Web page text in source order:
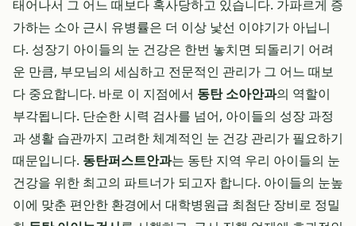
태어나서 그 어느 때보다 혹사당하고 있습니다. 가파르게 증
가하는 소아 근시 유병률은 더 이상 낯선 이야기가 아닙니
다. 성장기 아이들의 눈 건강은 한번 놓치면 되돌리기 어려
운 만큼, 부모님의 세심하고 전문적인 관리가 그 어느 때보
다 중요합니다. 바로 이 지점에서 동탄 소아안과의 역할이
부각됩니다. 단순한 시력 검사를 넘어, 아이들의 성장 과정
과 생활 습관까지 고려한 체계적인 눈 건강 관리가 필요하기
때문입니다. 동탄퍼스트안과는 동탄 지역 우리 아이들의 눈
건강을 위한 최고의 파트너가 되고자 합니다. 아이들의 눈높
이에 맞춘 편안한 환경에서 대학병원급 최첨단 장비로 정밀